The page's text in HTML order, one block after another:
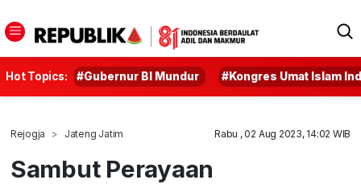
Hot Topics: #Gubernur BI Mundur #Kongres Umat Islam
Rejogja Jateng Jatim Rabu , 02 Aug 2023, 14:02 WIB
Sambut Perayaan